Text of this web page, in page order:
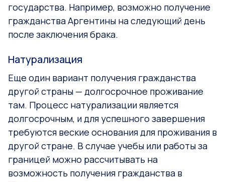
государства. Например, возможно получение
гражданства Аргентины на следующий день
после заключения брака.
Натурализация
Еще один вариант получения гражданства
другой страны — долгосрочное проживание
там. Процесс натурализации является
долгосрочным, и для успешного завершения
требуются веские основания для проживания в
другой стране. В случае учебы или работы за
границей можно рассчитывать на
возможность получения гражданства в